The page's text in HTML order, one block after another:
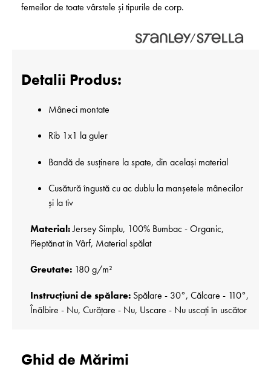
femeilor de toate vârstele și tipurile de corp.
Detalii Produs:
Mâneci montate
Rib 1x1 la guler
Bandă de susținere la spate, din același material
Cusătură îngustă cu ac dublu la manșetele mânecilor
și la tiv
Material:Jersey Simplu, 100% Bumbac - Organic,
Pieptănat în Vârf, Material spălat
Greutate: 180 g/m²
Instrucțiuni de spălare: Spălare - 30°, Călcare - 110°,
Înălbire - Nu, Curățare - Nu, Uscare - Nu uscați în uscător
Ghid de Mărimi